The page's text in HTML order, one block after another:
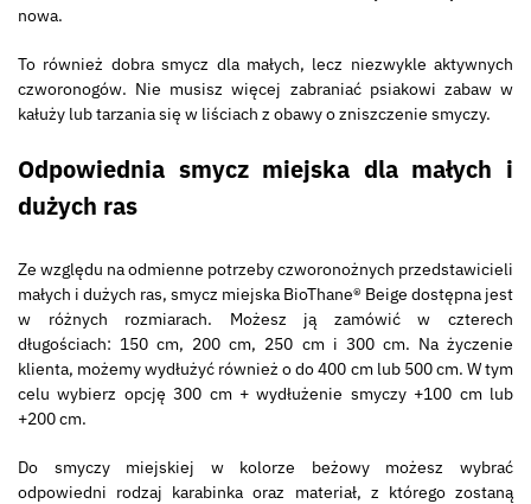
nowa.
To również dobra smycz dla małych, lecz niezwykle aktywnych
czworonogów. Nie musisz więcej zabraniać psiakowi zabaw w
kałuży lub tarzania się w liściach z obawy o zniszczenie smyczy.
Odpowiednia smycz miejska dla małych i
dużych ras
Ze względu na odmienne potrzeby czworonożnych przedstawicieli
małych i dużych ras, smycz miejska BioThane® Beige dostępna jest
w różnych rozmiarach. Możesz ją zamówić w czterech
długościach: 150 cm, 200 cm, 250 cm i 300 cm. Na życzenie
klienta, możemy wydłużyć również o do 400 cm lub 500 cm. W tym
celu wybierz opcję 300 cm + wydłużenie smyczy +100 cm lub
+200 cm.
Do smyczy miejskiej w kolorze beżowy możesz wybrać
odpowiedni rodzaj karabinka oraz materiał, z którego zostaną